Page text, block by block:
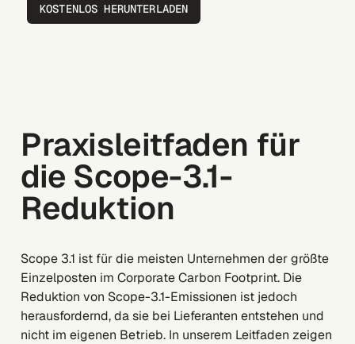
KOSTENLOS HERUNTERLADEN
Praxisleitfaden für
die Scope-3.1-
Reduktion
Scope 3.1 ist für die meisten Unternehmen der größte
Einzelposten im Corporate Carbon Footprint. Die
Reduktion von Scope-3.1-Emissionen ist jedoch
herausfordernd, da sie bei Lieferanten entstehen und
nicht im eigenen Betrieb. In unserem Leitfaden zeigen